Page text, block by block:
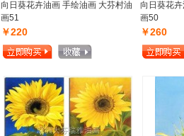
向日葵花卉油画 手绘油画 大芬村油
画51
￥220
向日葵花
画50
￥260